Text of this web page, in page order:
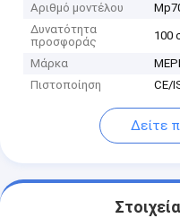
Αριθμό μοντέλου
Δυνατότητα
προσφοράς
100
Μάρκα
Πιστοποίηση
CE/
Δείτε